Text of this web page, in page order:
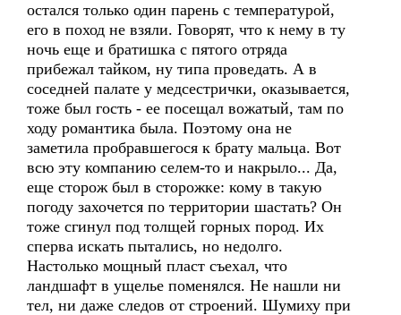
остался только один парень с температурой,
его в поход не взяли. Говорят, что к нему в ту
ночь еще и братишка с пятого отряда
прибежал тайком, ну типа проведать. А в
соседней палате у медсестрички, оказывается,
тоже был гость - ее посещал вожатый, там по
ходу романтика была. Поэтому она не
заметила пробравшегося к брату мальца. Вот
всю эту компанию селем-то и накрыло... Да,
еще сторож был в сторожке: кому в такую
погоду захочется по территории шастать? Он
тоже сгинул под толщей горных пород. Их
сперва искать пытались, но недолго.
Настолько мощный пласт съехал, что
ландшафт в ущелье поменялся. Не нашли ни
тел, ни даже следов от строений. Шумиху при